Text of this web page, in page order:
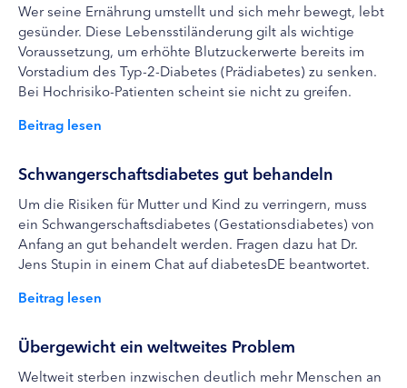
Wer seine Ernährung umstellt und sich mehr bewegt, lebt
gesünder. Diese Lebensstiländerung gilt als wichtige
Voraussetzung, um erhöhte Blutzuckerwerte bereits im
Vorstadium des Typ-2-Diabetes (Prädiabetes) zu senken.
Bei Hochrisiko-Patienten scheint sie nicht zu greifen.
Beitrag lesen
Schwangerschaftsdiabetes gut behandeln
Um die Risiken für Mutter und Kind zu verringern, muss
ein Schwangerschaftsdiabetes (Gestationsdiabetes) von
Anfang an gut behandelt werden. Fragen dazu hat Dr.
Jens Stupin in einem Chat auf diabetesDE beantwortet.
Beitrag lesen
Übergewicht ein weltweites Problem
Weltweit sterben inzwischen deutlich mehr Menschen an